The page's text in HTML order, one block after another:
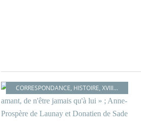
CORRESPONDANCE, HISTOIRE, XVIIIÈME SIÈCLE